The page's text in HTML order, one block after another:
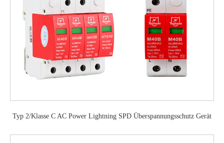
Typ 2/Klasse C AC Power Lightning SPD Überspannungsschutz Gerät